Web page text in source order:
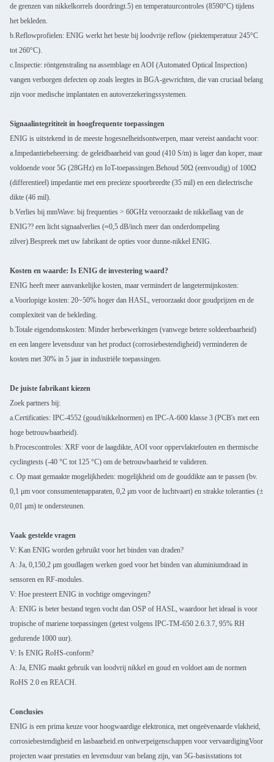
de grenzen van nikkelkorrels doordringt.5) en temperatuurcontroles (85­90°C) tijdens
het bekleden.
b.Reflowprofielen: ENIG werkt het beste bij loodvrije reflow (piektemperatuur 245°C
tot 260°C).
c.Inspectie: röntgenstraling na assemblage en AOI (Automated Optical Inspection)
vangen verborgen defecten op zoals leegtes in BGA-gewrichten, die van cruciaal belang
zijn voor medische implantaten en autoverzekeringssystemen.
Signaalintegrititeit in hoogfrequente toepassingen
ENIG is uitstekend in de meeste hogesnelheidsontwerpen, maar vereist aandacht voor:
a.Impedantiebeheersing: de geleidbaarheid van goud (410 S/m) is lager dan koper, maar
voldoende voor 5G (28GHz) en IoT-toepassingen.Behoud 50Ω (eenvoudig) of 100Ω
(differentieel) impedantie met een precieze spoorbreedte (35 mil) en een dielectrische
dikte (46 mil).
b.Verlies bij mmWave: bij frequenties > 60GHz veroorzaakt de nikkellaag van de
ENIG?? een licht signaalverlies (≈0,5 dB/inch meer dan onderdompeling
zilver).Bespreek met uw fabrikant de opties voor dunne-nikkel ENIG.
Kosten en waarde: Is ENIG de investering waard?
ENIG heeft meer aanvankelijke kosten, maar vermindert de langetermijnkosten:
a.Voorlopige kosten: 20~50% hoger dan HASL, veroorzaakt door goudprijzen en de
complexiteit van de bekleding.
b.Totale eigendomskosten: Minder herbewerkingen (vanwege betere soldeerbaarheid)
en een langere levensduur van het product (corrosiebestendigheid) verminderen de
kosten met 30% in 5 jaar in industriële toepassingen.
De juiste fabrikant kiezen
Zoek partners bij:
a.Certificaties: IPC-4552 (goud/nikkelnormen) en IPC-A-600 klasse 3 (PCB's met een
hoge betrouwbaarheid).
b.Procescontroles: XRF voor de laagdikte, AOI voor oppervlaktefouten en thermische
cyclingtests (-40 °C tot 125 °C) om de betrouwbaarheid te valideren.
c. Op maat gemaakte mogelijkheden: mogelijkheid om de gouddikte aan te passen (bv.
0,1 μm voor consumentenapparaten, 0,2 μm voor de luchtvaart) en strakke toleranties (±
0,01 μm) te ondersteunen.
Vaak gestelde vragen
V: Kan ENIG worden gebruikt voor het binden van draden?
A: Ja, 0,150,2 μm goudlagen werken goed voor het binden van aluminiumdraad in
sensoren en RF-modules.
V: Hoe presteert ENIG in vochtige omgevingen?
A: ENIG is beter bestand tegen vocht dan OSP of HASL, waardoor het ideaal is voor
tropische of mariene toepassingen (getest volgens IPC-TM-650 2.6.3.7, 95% RH
gedurende 1000 uur).
V: Is ENIG RoHS-conform?
A: Ja, ENIG maakt gebruik van loodvrij nikkel en goud en voldoet aan de normen
RoHS 2.0 en REACH.
Conclusies
ENIG is een prima keuze voor hoogwaardige elektronica, met ongeëvenaarde vlakheid,
corrosiebestendigheid en lasbaarheid.en ontwerpeigenschappen voor vervaardigingVoor
projecten waar prestaties en levensduur van belang zijn, van 5G-basisstations tot